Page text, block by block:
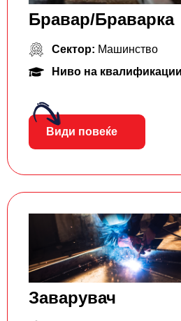
Бравар/Браварка
Сектор: Машинство
Ниво на
Види повеќе
Заварувач